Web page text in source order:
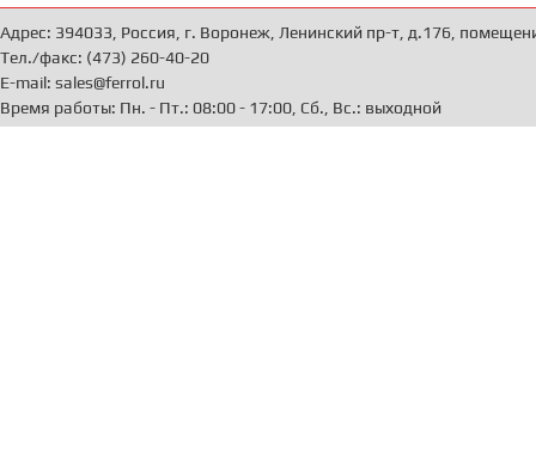
Адрес: 394033, Россия, г. Воронеж, Ленинский пр-т, д.176,
Тел./факс: (473) 260-40-20
E-mail: sales@ferrol.ru
Время работы: Пн. - Пт.: 08:00 - 17:00, Сб., Вс.: выходной